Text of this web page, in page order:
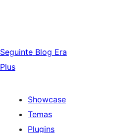
Seguinte Blog Era
Plus
Showcase
Temas
Plugins